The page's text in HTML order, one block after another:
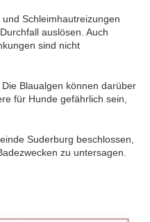
Schleimhautreizungen
auslösen. Auch
sind nicht
Blaualgen können darüber
für Hunde gefährlich sein,
Suderburg beschlossen,
zu untersagen.